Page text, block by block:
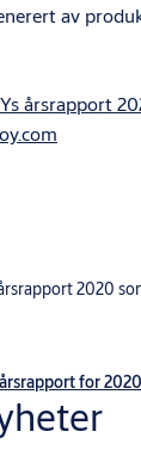
av
årsrapport
2020
for 2020